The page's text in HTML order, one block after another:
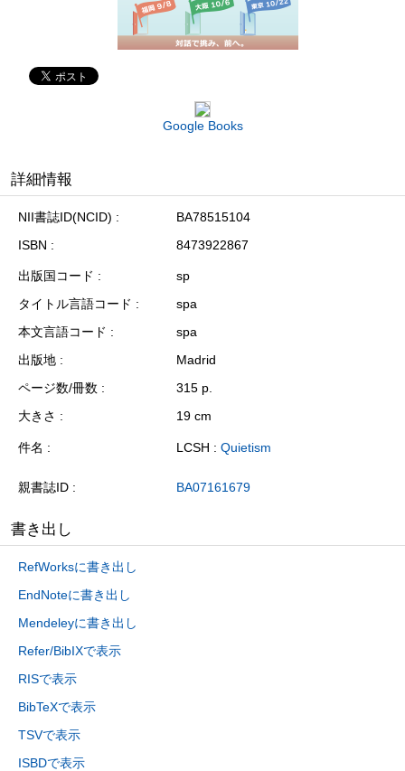
Google Books
詳細情報
NII書誌ID(NCID)
BA78515104
ISBN
8473922867
出版国コード
sp
タイトル言語コード
spa
本文言語コード
spa
出版地
Madrid
ページ数/冊数
315 p.
大きさ
19 cm
件名 LCSH : Quietism
親書誌ID BA07161679
書き出し
RefWorksに書き出し
EndNoteに書き出し
Mendeleyに書き出し
Refer/BibIXで表示
RISで表示
BibTeXで表示
TSVで表示
ISBDで表示